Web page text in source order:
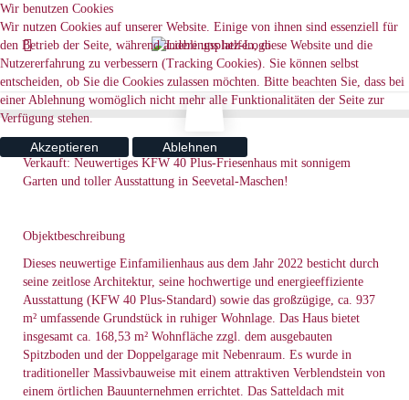
Verkauft: Neuwertiges KFW 40 Plus-Friesenhaus mit sonnigem
Garten und toller Ausstattung in Seevetal-Maschen!
Objektbeschreibung
Dieses neuwertige Einfamilienhaus aus dem Jahr 2022 besticht durch
seine zeitlose Architektur, seine hochwertige und energieeffiziente
Ausstattung (KFW 40 Plus-Standard) sowie das großzügige, ca. 937
m² umfassende Grundstück in ruhiger Wohnlage. Das Haus bietet
insgesamt ca. 168,53 m² Wohnfläche zzgl. dem ausgebauten
Spitzboden und der Doppelgarage mit Nebenraum. Es wurde in
traditioneller Massivbauweise mit einem attraktiven Verblendstein von
einem örtlichen Bauunternehmen errichtet. Das Satteldach mit
Wir benutzen Cookies
Wir nutzen Cookies auf unserer Website. Einige von ihnen sind essenziell für
den Betrieb der Seite, während andere uns helfen, diese Website und die
Nutzererfahrung zu verbessern (Tracking Cookies). Sie können selbst
entscheiden, ob Sie die Cookies zulassen möchten. Bitte beachten Sie, dass bei
einer Ablehnung womöglich nicht mehr alle Funktionalitäten der Seite zur
Verfügung stehen.
Akzeptieren Ablehnen